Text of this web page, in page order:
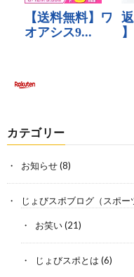
カテゴリー
お知らせ(8)
じょびスポブログ（スポー
お笑い(21)
じょびスポとは (6)